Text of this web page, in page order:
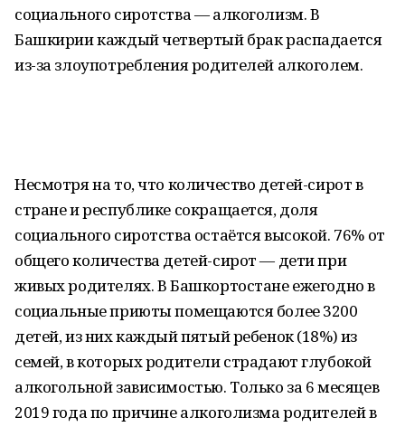
социального сиротства — алкоголизм. В
Башкирии каждый четвертый брак распадается
из-за злоупотребления родителей алкоголем.
Несмотря на то, что количество детей-сирот в
стране и республике сокращается, доля
социального сиротства остаётся высокой. 76% от
общего количества детей-сирот — дети при
живых родителях. В Башкортостане ежегодно в
социальные приюты помещаются более 3200
детей, из них каждый пятый ребенок (18%) из
семей, в которых родители страдают глубокой
алкогольной зависимостью. Только за 6 месяцев
2019 года по причине алкоголизма родителей в